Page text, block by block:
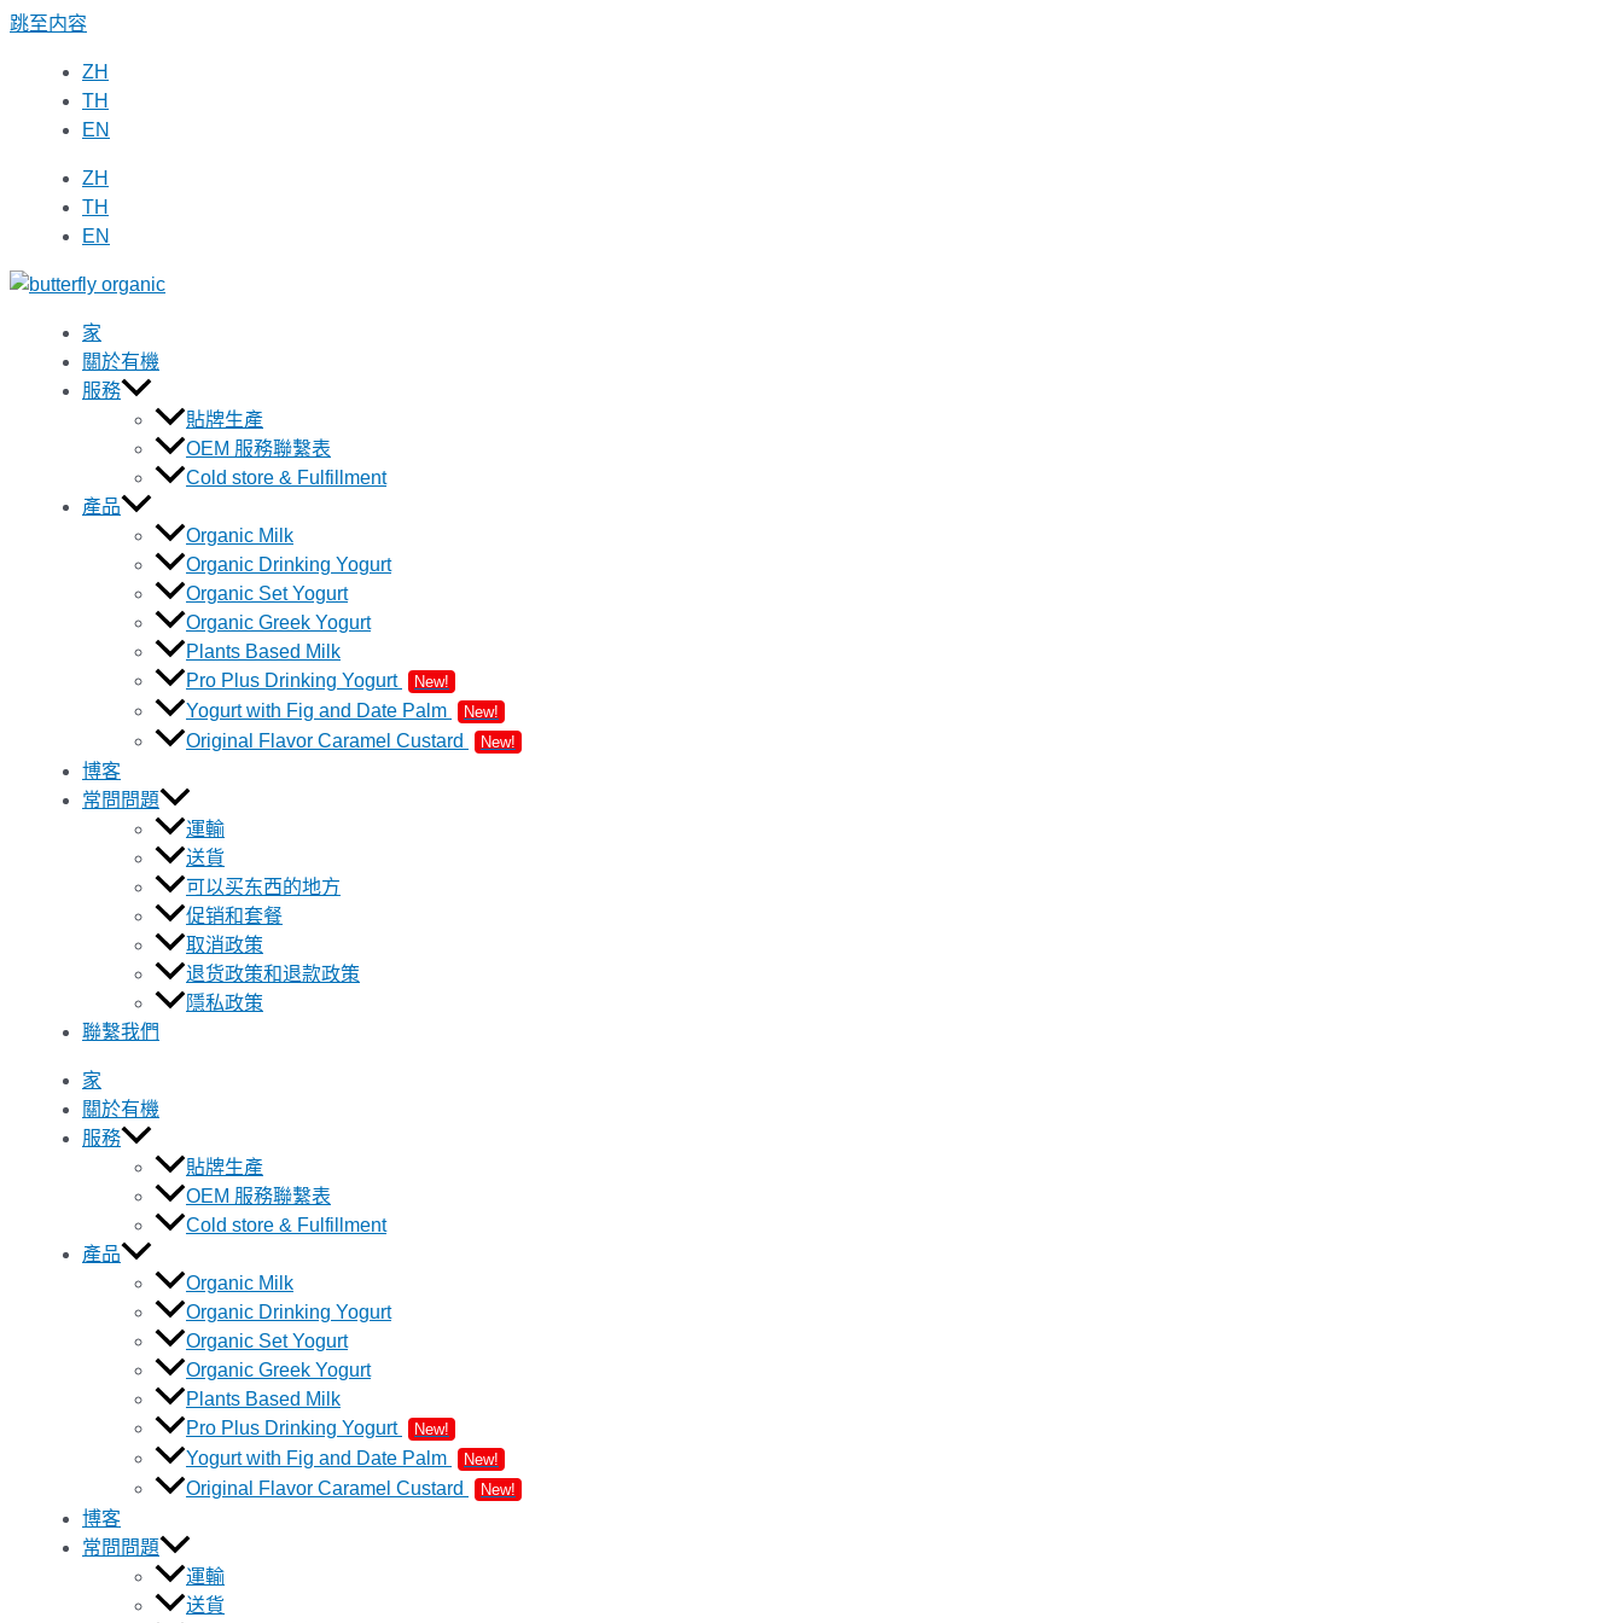
跳至内容
ZH
TH
EN
ZH
TH
EN
家
關於有機
服務
貼牌生產
OEM 服務聯繫表
Cold store & Fulfillment
產品
Organic Milk
Organic Drinking Yogurt
Organic Set Yogurt
Organic Greek Yogurt
Plants Based Milk
Pro Plus Drinking Yogurt
New!
Yogurt with Fig and Date Palm New!
Original Flavor Caramel Custard New!
博客
常問問題
運輸
送貨
可以买东西的地方
促销和套餐
取消政策
退货政策和退款政策
隱私政策
聯繫我們
家
關於有機
服務
貼牌生產
OEM 服務聯繫表
Cold store & Fulfillment
產品
Organic Milk
Organic Drinking Yogurt
Organic Set Yogurt
Organic Greek Yogurt
Plants Based Milk
Pro Plus Drinking Yogurt
New!
Yogurt with Fig and Date Palm New!
Original Flavor Caramel Custard New!
博客
常問問題
運輸
送貨